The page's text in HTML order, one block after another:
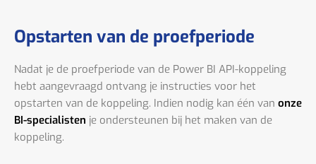
Opstarten van de proefperiode
Nadat je de proefperiode van de Power BI API-koppeling
hebt aangevraagd ontvang je instructies voor het
opstarten van de koppeling. Indien nodig kan één van onze
BI-specialisten je ondersteunen bij het maken van de
koppeling.